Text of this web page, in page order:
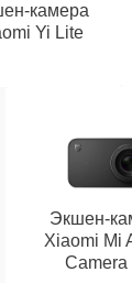
камера
Yi Lite
Экшен-
Xiaomi Mi
Camera